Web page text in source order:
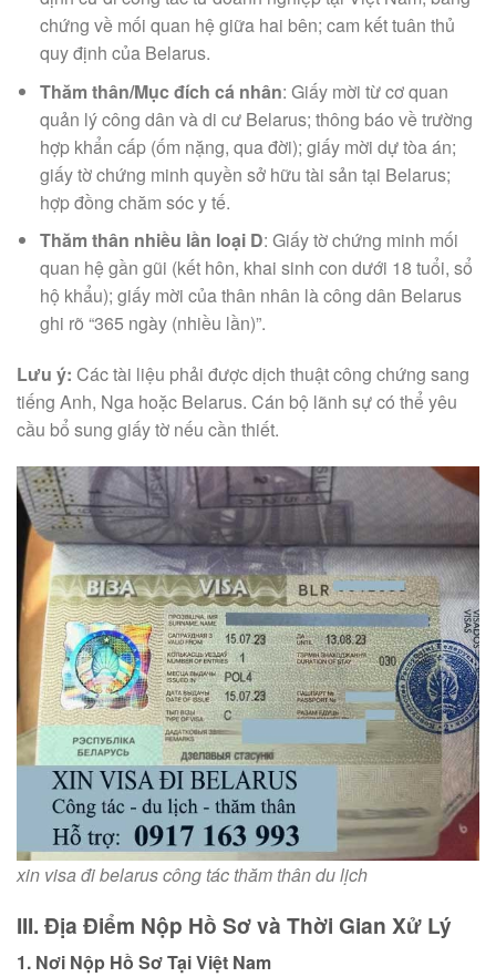
chứng về mối quan hệ giữa hai bên; cam kết tuân thủ
quy định của Belarus.
Thăm thân/Mục đích cá nhân: Giấy mời từ cơ quan
quản lý công dân và di cư Belarus; thông báo về trường
hợp khẩn cấp (ốm nặng, qua đời); giấy mời dự tòa án;
giấy tờ chứng minh quyền sở hữu tài sản tại Belarus;
hợp đồng chăm sóc y tế.
Thăm thân nhiều lần loại D: Giấy tờ chứng minh mối
quan hệ gần gũi (kết hôn, khai sinh con dưới 18 tuổi, sổ
hộ khẩu); giấy mời của thân nhân là công dân Belarus
ghi rõ “365 ngày (nhiều lần)”.
Lưu ý: Các tài liệu phải được dịch thuật công chứng sang
tiếng Anh, Nga hoặc Belarus. Cán bộ lãnh sự có thể yêu
cầu bổ sung giấy tờ nếu cần thiết.
xin visa đi belarus công tác thăm thân du lịch
III. Địa Điểm Nộp Hồ Sơ và Thời Gian Xử Lý
1. Nơi Nộp Hồ Sơ Tại Việt Nam